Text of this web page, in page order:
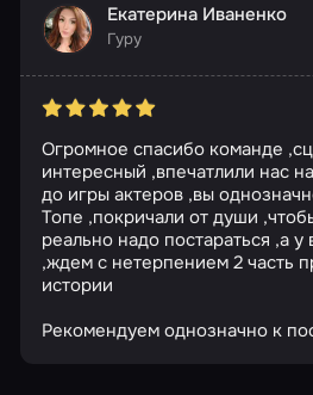
Екатерина Иваненко
Гуру
Огромное спасибо команде
интересный ,впечатлили нас
до игры актеров ,вы
Топе ,покричали от души
реально надо постараться ,а у
,ждем с нетерпением 2 часть
истории
Рекомендуем однозначно к